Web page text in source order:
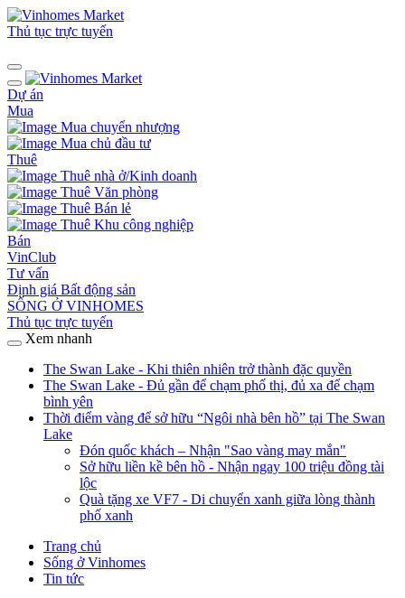
Thủ tục trực tuyến
Dự án
Mua
Mua chuyển nhượng
Mua chủ đầu tư
Thuê
Thuê nhà ở/Kinh doanh
Thuê Văn phòng
Thuê Bán lẻ
Thuê Khu công nghiệp
Bán
VinClub
Tư vấn
Định giá Bất động sản
SỐNG Ở VINHOMES
Thủ tục trực tuyến
Xem nhanh
The Swan Lake - Khi thiên nhiên trở thành đặc quyền
The Swan Lake - Đủ gần để chạm phố thị, đủ xa để chạm
bình yên
Thời điểm vàng để sở hữu “Ngôi nhà bên hồ” tại The Swan
Lake
Đón quốc khách – Nhận "Sao vàng may mắn"
Sở hữu liền kề bên hồ - Nhận ngay 100 triệu đồng tài
lộc
Quà tặng xe VF7 - Di chuyển xanh giữa lòng thành
phố xanh
Trang chủ
Sống ở Vinhomes
Tin tức